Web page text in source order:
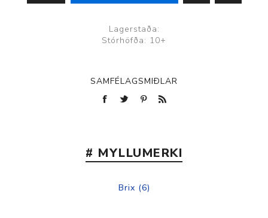
Lagerstaða:
Stórhöfða: 10+
SAMFÉLAGSMIÐLAR
# MYLLUMERKI
Brix (6)